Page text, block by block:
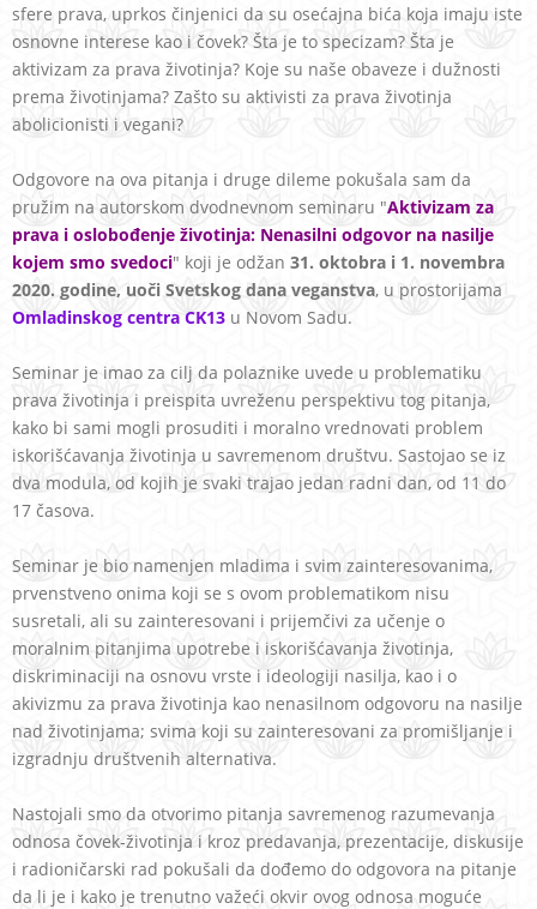
sfere prava, uprkos činjenici da su osećajna bića koja imaju iste
osnovne interese kao i čovek? Šta je to specizam? Šta je
aktivizam za prava životinja? Koje su naše obaveze i dužnosti
prema životinjama? Zašto su aktivisti za prava životinja
abolicionisti i vegani?
Odgovore na ova pitanja i druge dileme pokušala sam da
pružim na autorskom dvodnevnom seminaru "Aktivizam za
prava i oslobođenje životinja: Nenasilni odgovor na nasilje
kojem smo svedoci" koji je odžan 31. oktobra i 1. novembra
2020. godine, uoči Svetskog dana veganstva, u prostorijama
Omladinskog centra CK13 u Novom Sadu.
Seminar je imao za cilj da polaznike uvede u problematiku
prava životinja i preispita uvreženu perspektivu tog pitanja,
kako bi sami mogli prosuditi i moralno vrednovati problem
iskorišćavanja životinja u savremenom društvu. Sastojao se iz
dva modula, od kojih je svaki trajao jedan radni dan, od 11 do
17 časova.
Seminar je bio namenjen mladima i svim zainteresovanima,
prvenstveno onima koji se s ovom problematikom nisu
susretali, ali su zainteresovani i prijemčivi za učenje o
moralnim pitanjima upotrebe i iskorišćavanja životinja,
diskriminaciji na osnovu vrste i ideologiji nasilja, kao i o
akivizmu za prava životinja kao nenasilnom odgovoru na nasilje
nad životinjama; svima koji su zainteresovani za promišljanje i
izgradnju društvenih alternativa.
Nastojali smo da otvorimo pitanja savremenog razumevanja
odnosa čovek-životinja i kroz predavanja, prezentacije, diskusije
i radioničarski rad pokušali da dođemo do odgovora na pitanje
da li je i kako je trenutno važeći okvir ovog odnosa moguće